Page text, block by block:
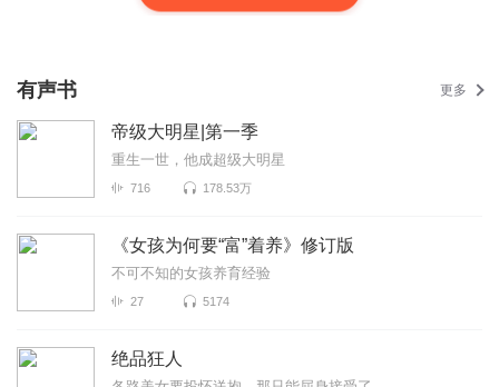
有声书 更多
帝级大明星|第一季
重生一世，他成超级大明星
716 178.53万
《女孩为何要“富”着养》修订版
不可不知的女孩养育经验
27 5174
绝品狂人